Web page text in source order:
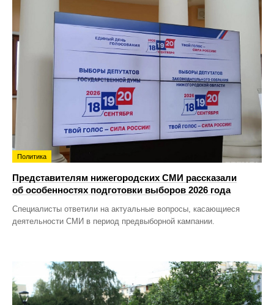
Политика
Представителям нижегородских СМИ рассказали
об особенностях подготовки выборов 2026 года
Специалисты ответили на актуальные вопросы, касающиеся
деятельности СМИ в период предвыборной кампании.